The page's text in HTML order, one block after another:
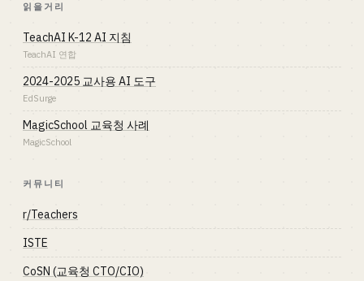
읽을거리
TeachAI K-12 AI 지침
TeachAI 연합
2024-2025 교사용 AI 도구
EdSurge
MagicSchool 교육청 사례
MagicSchool
커뮤니티
r/Teachers
ISTE
CoSN (교육청 CTO/CIO)